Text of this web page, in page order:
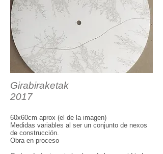
Girabiraketak
2017
60x60cm aprox (el de la imagen)
Medidas variables al ser un conjunto de nexos
de construcción.
Obra en proceso